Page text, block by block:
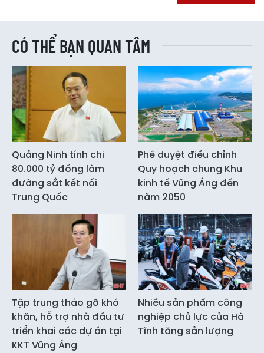
CÓ THỂ BẠN QUAN TÂM
Quảng Ninh tính chi
80.000 tỷ đồng làm
đường sắt kết nối
Trung Quốc
Phê duyệt điều chỉnh
Quy hoạch chung Khu
kinh tế Vũng Áng đến
năm 2050
Tập trung tháo gỡ khó
khăn, hỗ trợ nhà đầu tư
triển khai các dự án tại
KKT Vũng Áng
Nhiều sản phẩm công
nghiệp chủ lực của Hà
Tĩnh tăng sản lượng